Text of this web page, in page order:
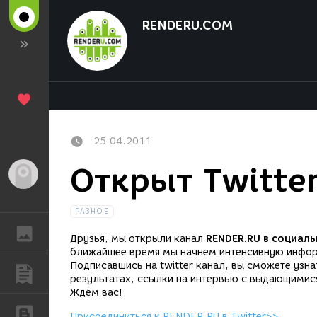
Гость
ГАЛЕРЕЯ
ПУБЛИКАЦИИ
БЛОГИ
RENDERU.COM
25.04.2011
Открыт Twitter
РАЗНОЕ
Друзья, мы открыли канал RENDER.RU в
ближайшее время мы начнем интенсивную
Подписавшись на twitter канал, вы сможете
результатах, ссылки на интервью с
Ждем вас!